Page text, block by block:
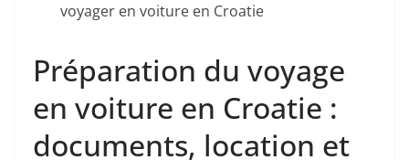
voyager en voiture en Croatie
Préparation du voyage
en voiture en Croatie :
documents, location et